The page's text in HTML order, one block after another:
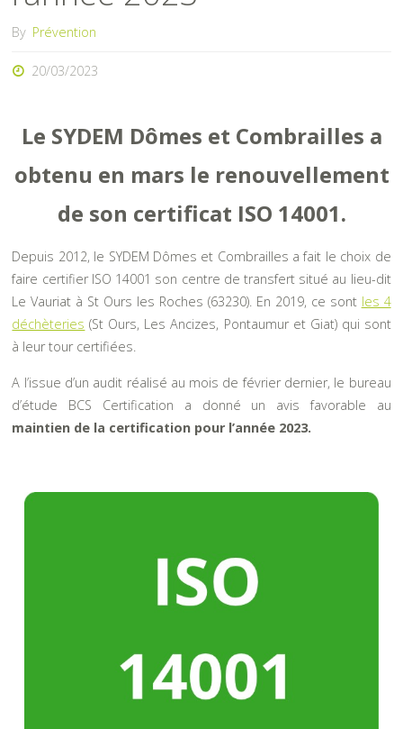
By Prévention
20/03/2023
Le SYDEM Dômes et Combrailles a
obtenu en mars le renouvellement
de son certificat ISO 14001.
Depuis 2012, le SYDEM Dômes et Combrailles a fait le choix de
faire certifier ISO 14001 son centre de transfert situé au lieu-dit
Le Vauriat à St Ours les Roches (63230). En 2019, ce sont les 4
déchèteries (St Ours, Les Ancizes, Pontaumur et Giat) qui sont
à leur tour certifiées.
A l’issue d’un audit réalisé au mois de février dernier, le bureau
d’étude BCS Certification a donné un avis favorable au
maintien de la certification pour l’année 2023.